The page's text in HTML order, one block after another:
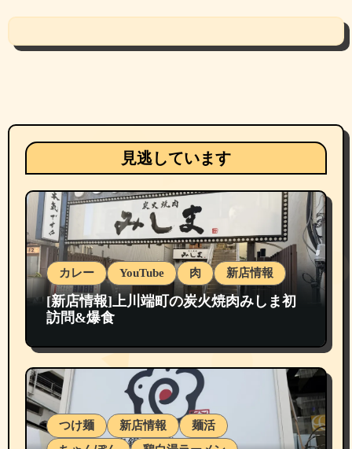
見逃しています
カレー YouTube 肉 新店情報
[新店情報]上川端町の炭火焼肉みしま初
訪問&爆食
つけ麺 新店情報
麺活